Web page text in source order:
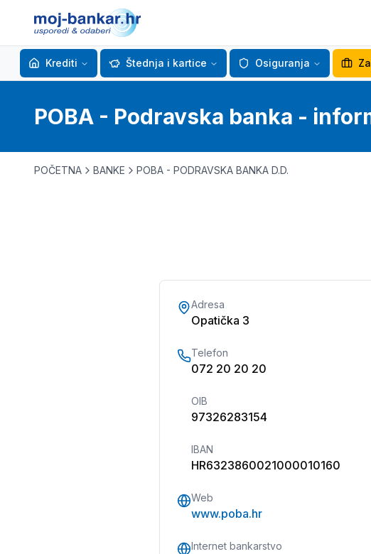
Krediti Štednja i kartice Osiguranja
POBA - Podravska banka -
POČETNA BANKE POBA - PODRAVSKA BANKA D.D.
Adresa
Opatička 3
Telefon
072 20 20 20
OIB
97326283154
IBAN
HR6323860021000010160
Web
www.poba.hr
Internet bankarstvo